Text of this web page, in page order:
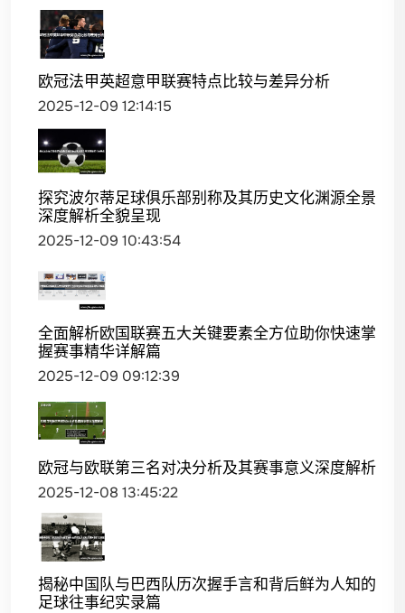
欧冠法甲英超意甲联赛特点比较与差异分析
2025-12-09 12:14:15
探究波尔蒂足球俱乐部别称及其历史文化渊源全景
深度解析全貌呈现
2025-12-09 10:43:54
全面解析欧国联赛五大关键要素全方位助你快速掌
握赛事精华详解篇
2025-12-09 09:12:39
欧冠与欧联第三名对决分析及其赛事意义深度解析
2025-12-08 13:45:22
揭秘中国队与巴西队历次握手言和背后鲜为人知的
足球往事纪实录篇